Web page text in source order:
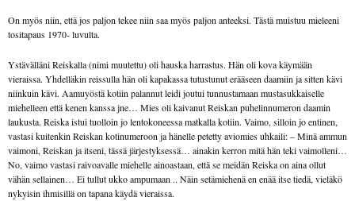
On myös niin, että jos paljon tekee niin saa myös paljon anteeksi. Tästä muistuu mieleeni
tositapaus 1970- luvulta.
Ystävälläni Reiskalla (nimi muutettu) oli hauska harrastus. Hän oli kova käymään
vieraissa. Yhdelläkin reissulla hän oli kapakassa tutustunut erääseen daamiin ja sitten kävi
niinkuin kävi. Aamuyöstä kotiin palannut leidi joutui tunnustamaan musta­sukkaiselle
miehelleen että kenen kanssa jne… Mies oli kaivanut Reiskan puhelinnumeron daamin
laukusta. Reiska istui tuolloin jo lentokoneessa matkalla kotiin. Vaimo, silloin jo entinen,
vastasi kuitenkin Reiskan kotinumeroon ja hänelle petetty aviomies uhkaili: – Minä ammun
vaimoni, Reiskan ja itseni, tässä järjestyksessä… ainakin kerron mitä hän teki vaimolleni…
No, vaimo vastasi raivoavalle miehelle ainoastaan, että se meidän Reiska on aina ollut
vähän sellainen… Ei tullut ukko ampumaan .. Näin setämiehenä en enää itse tiedä, vieläkö
nykyisin ihmisillä on tapana käydä vieraissa.